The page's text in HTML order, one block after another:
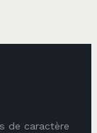
de caractère